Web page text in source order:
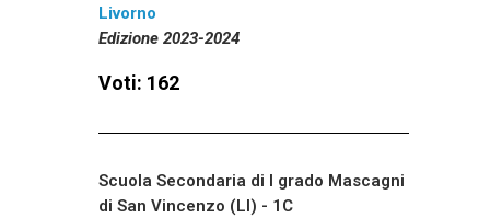
Livorno
Edizione 2023-2024
Voti: 162
Scuola Secondaria di I grado Mascagni
di San Vincenzo (LI) - 1C